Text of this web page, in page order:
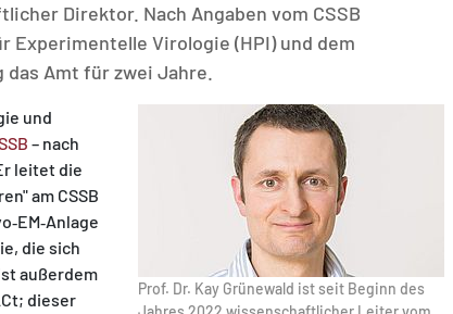
Direktor. Nach Angaben vom CSSB
Virologie (HPI) und dem
Amt für zwei Jahre.
Prof. Dr. Kay Grünewald ist seit Beginn des
und
– nach
leitet die
am CSSB
die sich
außerdem
dieser